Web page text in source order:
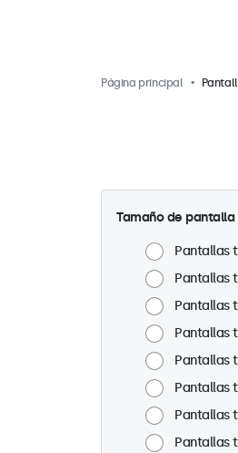
Página principal
Tamaño de pantalla
Pantallas
Pantallas
Pantallas
Pantallas
Pantallas
Pantallas
Pantallas
Pantallas